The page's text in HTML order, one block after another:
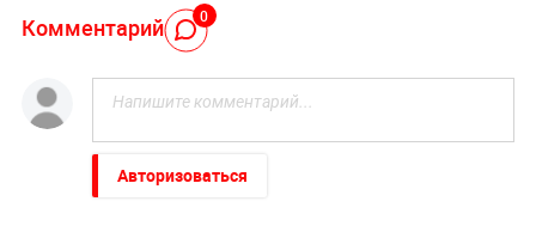
Комментарий 0
Авторизоваться